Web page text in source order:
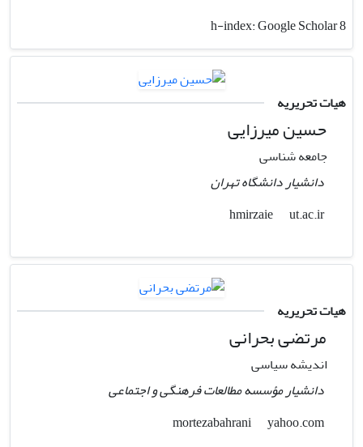
h-index:Google Scholar 8
هیات تحریریه
حسین میرزایی
جامعه شناسی
دانشیار دانشگاه تهران
hmirzaie
ut.ac.ir
هیات تحریریه
مرتضی بحرانی
اندیشه سیاسی
دانشیار مؤسسه مطالعات فرهنگی و اجتماعی
yahoo.com